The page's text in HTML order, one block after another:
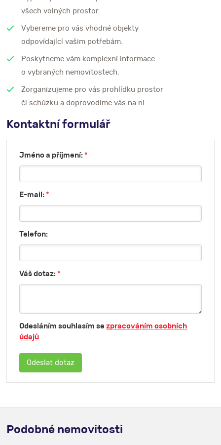
všech volných prostor.
Vybereme pro vás vhodné objekty
odpovídající vašim potřebám.
Poskytneme vám komplexní informace
o vybraných nemovitostech.
Zorganizujeme pro vás prohlídku prostor
či schůzku a doprovodíme vás na ni.
Kontaktní formulář
Jméno a příjmení:*
E-mail:*
Telefon:
Váš dotaz:*
Odesláním souhlasím sezpracováním osobních
údajů
Podobné nemovitosti